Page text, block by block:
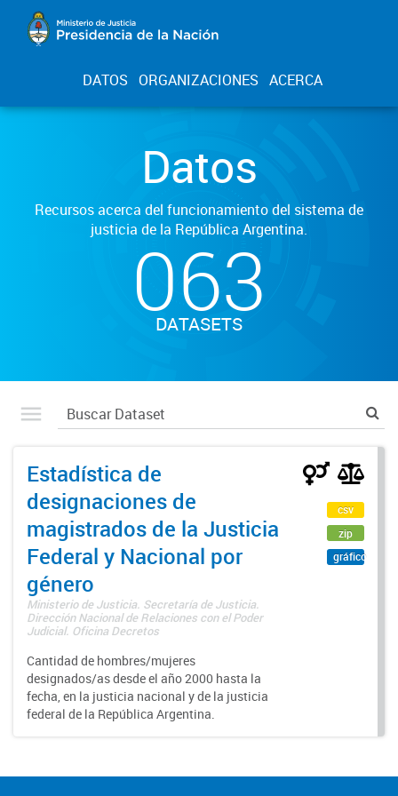
DATOS ORGANIZACIONES ACERCA
Datos
Recursos acerca del funcionamiento del sistema de
justicia de la República Argentina.
063
DATASETS
Estadística de
designaciones de
magistrados de la Justicia
Federal y Nacional por
género
Ministerio de Justicia. Secretaría de Justicia.
Dirección Nacional de Relaciones con el Poder
Judicial. Oficina Decretos
Cantidad de hombres/mujeres
designados/as desde el año 2000 hasta la
fecha, en la justicia nacional y de la justicia
federal de la República Argentina.
csv
zip
gráfico